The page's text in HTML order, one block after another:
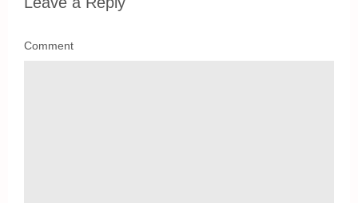
Comment